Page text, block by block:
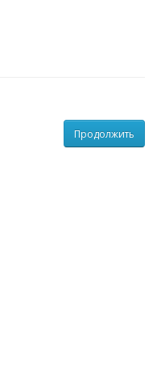
Продолжить